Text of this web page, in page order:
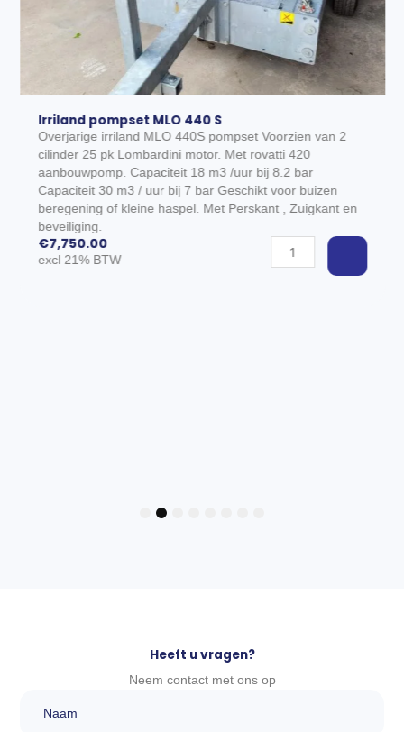
Irriland pompset MLO 440 S
Overjarige irriland MLO 440S pompset Voorzien van 2
cilinder 25 pk Lombardini motor. Met rovatti 420
aanbouwpomp. Capaciteit 18 m3 /uur bij 8.2 bar
Capaciteit 30 m3 / uur bij 7 bar Geschikt voor buizen
beregening of kleine haspel. Met Perskant , Zuigkant en
beveiliging.
€7,750.00
excl 21% BTW
AAN WINKELWAGEN
5
Heeft u vragen?
Neem contact met ons op